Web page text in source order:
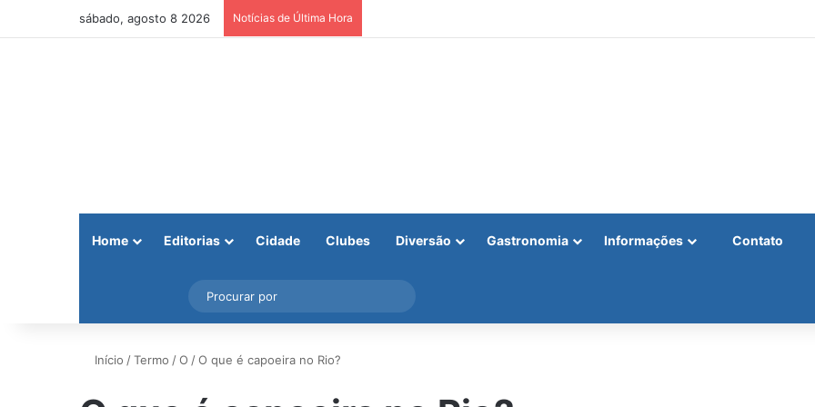
sábado, agosto 8 2026 Notícias de Última Hora
Home Editorias Cidade Clubes Diversão Gastronomia Informações Contato
Instagram
Barra Lateral
por
Início /Termo /O /O que é capoeira no Rio?